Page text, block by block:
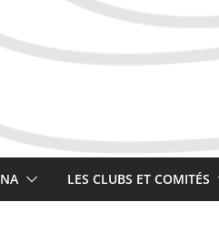
LES CLUBS ET COMITÉS